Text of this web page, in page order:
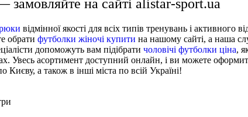
замовляйте на сайті alistar-sport.ua
відмінної якості для всіх типів тренувань і активного
обратифутболки жіночі купити на нашому сайті, а наша
допоможуть вам підібратичоловічі футболки ціна,
Увесь асортимент доступний онлайн, і ви можете
а також в інші міста по всій Україні!